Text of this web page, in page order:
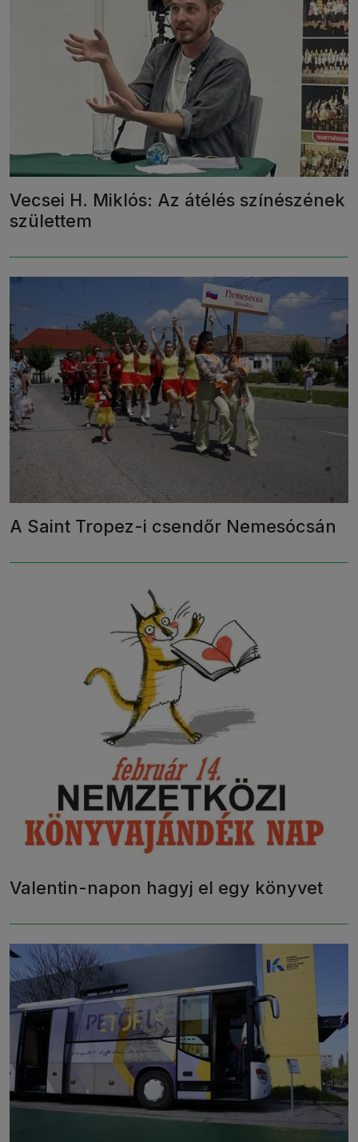
Vecsei H. Miklós: Az átélés színészének
születtem
A Saint Tropez-i csendőr Nemesócsán
Valentin-napon hagyj el egy könyvet